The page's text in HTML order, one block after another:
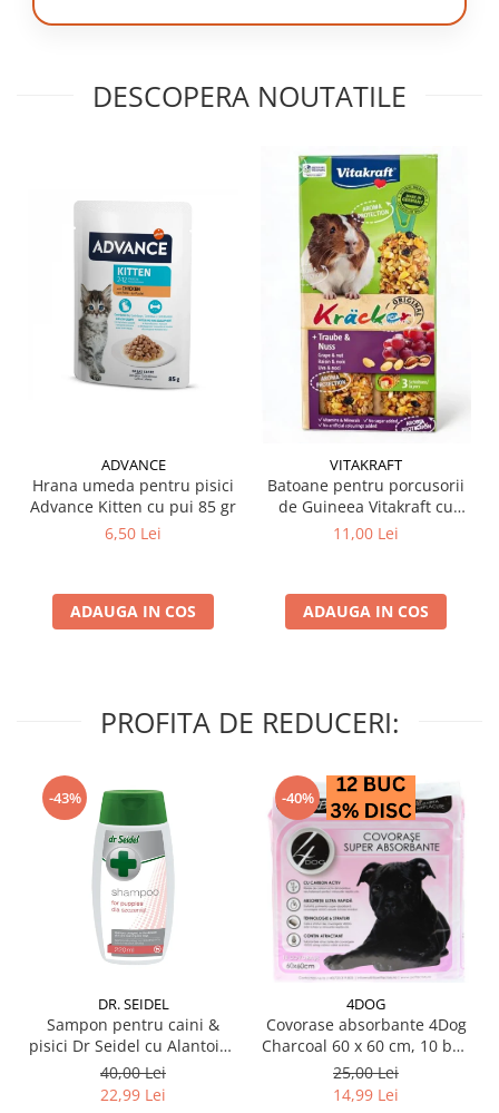
DESCOPERA NOUTATILE
ADVANCE
Hrana umeda pentru pisici
Advance Kitten cu pui 85 gr
6,50 Lei
ADAUGA IN COS
VITAKRAFT
Batoane pentru porcusorii
de Guineea Vitakraft cu
struguri & nuci 2 buc
11,00 Lei
ADAUGA IN COS
PROFITA DE REDUCERI:
-43%
DR. SEIDEL
Sampon pentru caini &
pisici Dr Seidel cu Alantoina
220 ml
40,00 Lei
22,99 Lei
-40%
4DOG
Covorase absorbante 4Dog
Charcoal 60 x 60 cm, 10 buc
/ pachet
25,00 Lei
14,99 Lei